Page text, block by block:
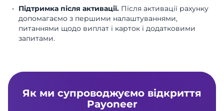
Підтримка після активації. Після активації рахунку
допомагаємо з першими налаштуваннями,
питаннями щодо виплат і карток і додатковими
запитами.
Як ми супроводжуємо відкриття
Payoneer